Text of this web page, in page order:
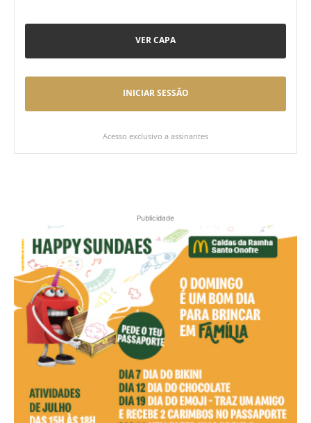
VER CAPA
INICIAR SESSÃO
Acesso exclusivo a assinantes
Publicidade